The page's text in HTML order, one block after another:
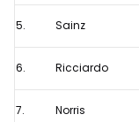
5. Sainz
6. Ricciardo
7. Norris